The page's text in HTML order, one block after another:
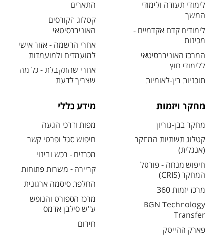
לימודי תעודה ולימודי
המשך
לימודים קדם אקדמיים -
מכינות
המרכז האוניברסיטאי
ללימודי חוץ
תוכניות בין-לאומיות
התארים
קטלוג הקורסים
האוניברסיטאי
אחרי הרשמה - אזור אישי
למועמדים ולמועמדות
אחרי שהתקבלת - כל מה
שצריך לדעת
מחקר ויזמות
מחקר בבן-גוריון
קטלוג תשתיות המחקר
(אנגלית)
חיפוש מנחה - פורטל
המחקר (CRIS)
מרכז יזמות 360
BGN Technology
Transfer
פארק ההייטק
מידע כללי
מפות ודרכי הגעה
חיפוש סגל ופרטי קשר
מכרזים - רכש ובינוי
קריירה - משרות פתוחות
החלפת סיסמה ארגונית
מרכז הספורט והנופש
ע"ש סילבן אדמס
חירום